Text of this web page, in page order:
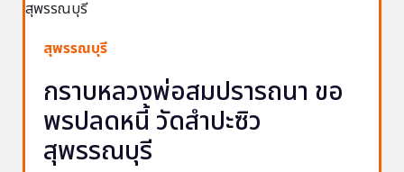
สุพรรณบุรี
กราบหลวงพ่อสมปรารถนา ขอ
พรปลดหนี้ วัดสำปะซิว
สุพรรณบุรี